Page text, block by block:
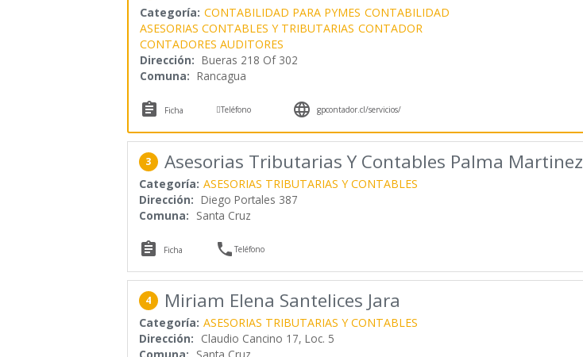
Categoría: CONTABILIDAD PARA PYMES CONTABILIDAD
ASESORIAS CONTABLES Y TRIBUTARIAS CONTADOR
CONTADORES AUDITORES
Dirección: Bueras 218 Of 302
Comuna: Rancagua
 Ficha Teléfono  gpcontador.cl/servicios/
3 Asesorias Tributarias Y Contables Palma Martinez
Categoría: ASESORIAS TRIBUTARIAS Y CONTABLES
Dirección: Diego Portales 387
Comuna: Santa Cruz
 Ficha Teléfono
4 Miriam Elena Santelices Jara
Categoría: ASESORIAS TRIBUTARIAS Y CONTABLES
Dirección: Claudio Cancino 17, Loc. 5